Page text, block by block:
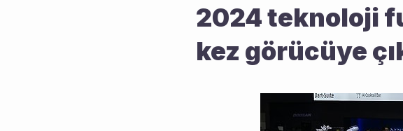
2024 teknoloji
kez görücüye